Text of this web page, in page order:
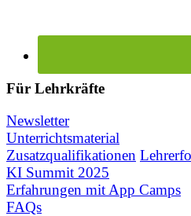
Für Lehrkräfte
Newsletter
Unterrichtsmaterial
Zusatzqualifikationen
KI Summit 2025
Erfahrungen mit App Camps
FAQs